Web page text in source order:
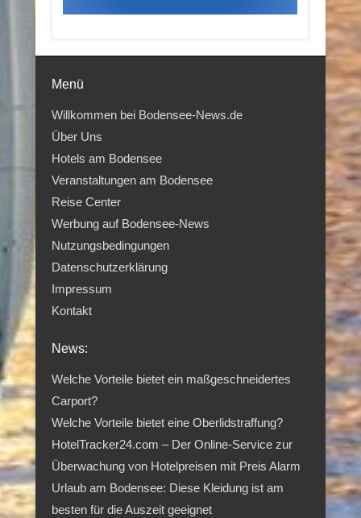
Menü
Willkommen bei Bodensee-News.de
Über Uns
Hotels am Bodensee
Veranstaltungen am Bodensee
Reise Center
Werbung auf Bodensee-News
Nutzungsbedingungen
Datenschutzerklärung
Impressum
Kontakt
News:
Welche Vorteile bietet ein maßgeschneidertes
Carport?
Welche Vorteile bietet eine Oberlidstraffung?
HotelTracker24.com – Der Online-Service zur
Überwachung von Hotelpreisen mit Preis Alarm
Urlaub am Bodensee: Diese Kleidung ist am
besten für die Auszeit geeignet